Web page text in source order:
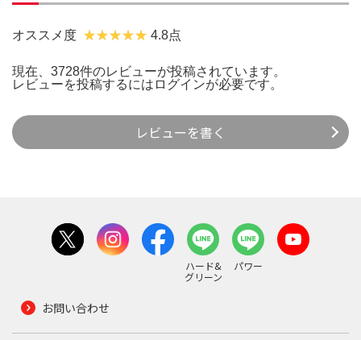
オススメ度 4.8点
現在、3728件のレビューが投稿されています。
レビューを投稿するには ログインが必要です。
レビューを書く
ハード&
グリーン
パワー
お問い合わせ